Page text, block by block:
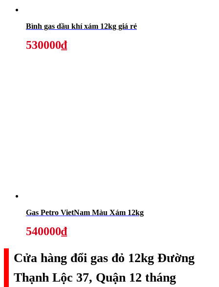
Bình gas dầu khí xám 12kg giá rẻ
530000₫
Gas Petro VietNam Màu Xám 12kg
540000₫
Cửa hàng đổi gas đỏ 12kg Đường
Thạnh Lộc 37, Quận 12 tháng